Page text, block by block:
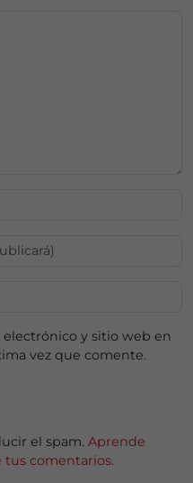
y sitio web en
vez que comente.
el spam. Aprende
tus comentarios.